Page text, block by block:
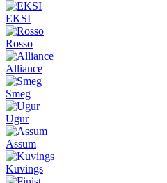
EKSI
Rosso
Alliance
Smeg
Ugur
Assum
Kuvings